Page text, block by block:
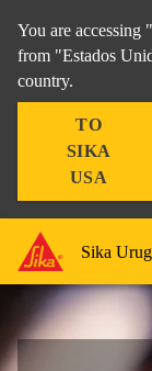
You are accessing
from "Estados
country.
TO
SIKA
USA
Sika